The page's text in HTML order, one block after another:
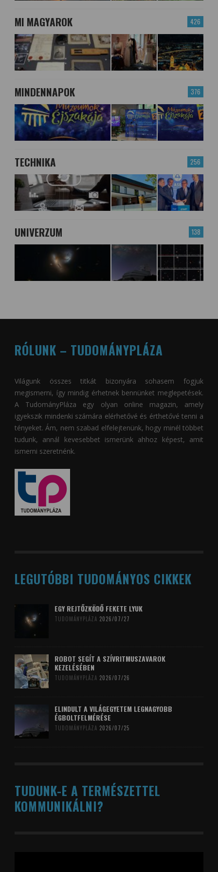
426
MI MAGYAROK
376
MINDENNAPOK
256
TECHNIKA
138
UNIVERZUM
RÓLUNK – TUDOMÁNYPLÁZA
Világunk összes titkát bizonyára sohasem fogjuk
megismerni, így mindig érhetnek bennünket meglepetések.
A TudományPláza egy olyan online magazin, amely
igyekszik mindenki számára elérhetővé és érthetővé tenni a
tényeket. Ám, nem szabad elfelejtenünk, hogy minél többet
tudunk, annál kevesebbet ismerünk ahhoz képest, amit
ismerni szeretnénk.
LEGUTÓBBI TUDOMÁNYOS CIKKEK
EGY REJTŐZKÖDŐ FEKETE LYUK
TUDOMÁNYPLÁZA 2026/07/27
ROBOT SEGÍT A SZÍVRITMUSZAVAROK
KEZELÉSÉBEN
TUDOMÁNYPLÁZA 2026/07/26
ELINDULT A VILÁGEGYETEM LEGNAGYOBB
ÉGBOLTFELMÉRÉSE
TUDOMÁNYPLÁZA 2026/07/25
TUDUNK-E A TERMÉSZETTEL
KOMMUNIKÁLNI?